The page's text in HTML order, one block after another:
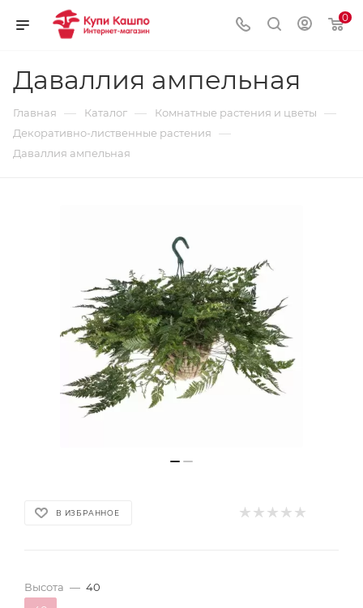
0
Даваллия ампельная
Главная — Каталог — Комнатные растения и цветы —
Декоративно-лиственные растения —
Даваллия ампельная
В ИЗБРАННОЕ
Высота — 40